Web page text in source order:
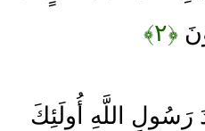
﴿۲﴾
رَسُولِ اللَّهِ أُولَئِكَ